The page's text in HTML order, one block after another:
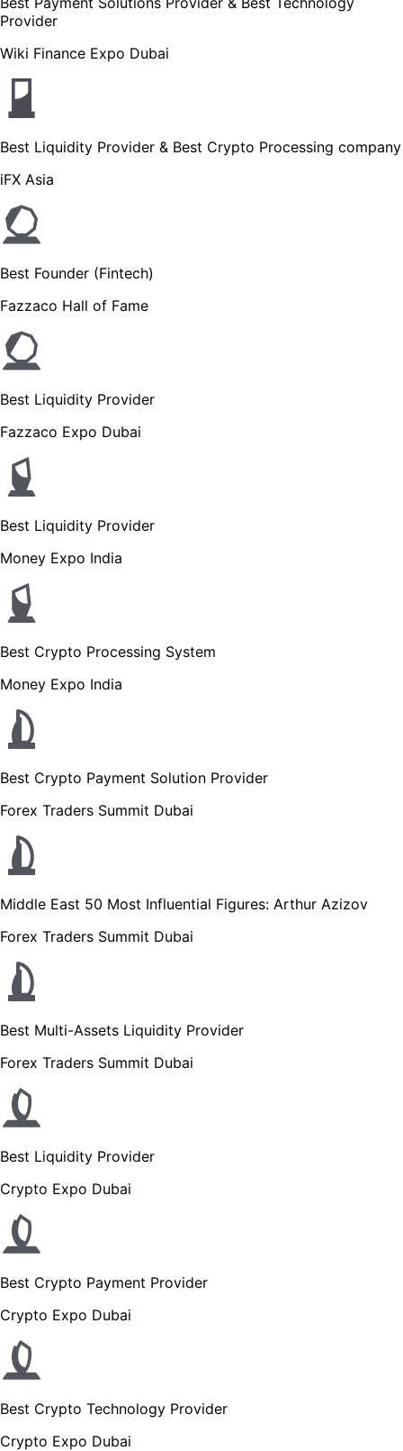
Provider
Wiki Finance Expo Dubai
Best Liquidity Provider & Best Crypto Processing company
iFX Asia
Best Founder (Fintech)
Fazzaco Hall of Fame
Best Liquidity Provider
Fazzaco Expo Dubai
Best Liquidity Provider
Money Expo India
Best Crypto Processing System
Money Expo India
Best Crypto Payment Solution Provider
Forex Traders Summit Dubai
Middle East 50 Most Influential Figures: Arthur Azizov
Forex Traders Summit Dubai
Best Multi-Assets Liquidity Provider
Forex Traders Summit Dubai
Best Liquidity Provider
Crypto Expo Dubai
Best Crypto Payment Provider
Crypto Expo Dubai
Best Crypto Technology Provider
Crypto Expo Dubai